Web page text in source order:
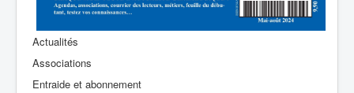
Actualités
Associations
Entraide et abonnement